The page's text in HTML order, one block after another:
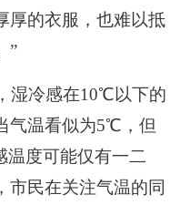
厚的衣服，也难以抵
”
湿冷感在10℃以下的
气温看似为5℃，但
温度可能仅有一二
市民在关注气温的同